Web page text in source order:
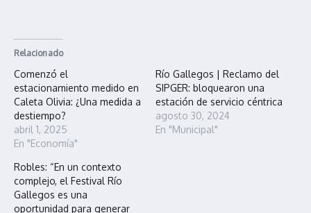
Relacionado
Comenzó el
estacionamiento medido en
Caleta Olivia: ¿Una medida a
destiempo?
abril 1, 2025
En "Economía"
Río Gallegos | Reclamo del
SIPGER: bloquearon una
estación de servicio céntrica
agosto 30, 2024
En "Municipal"
Robles: “En un contexto
complejo, el Festival Río
Gallegos es una
oportunidad para generar